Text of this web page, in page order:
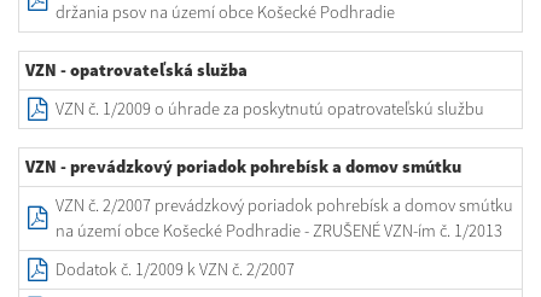
držania psov na území obce Košecké Podhradie
VZN - opatrovateľská služba
VZN č. 1/2009 o úhrade za poskytnutú opatrovateľskú službu
VZN - prevádzkový poriadok pohrebísk a domov smútku
VZN č. 2/2007 prevádzkový poriadok pohrebísk a domov smútku
na území obce Košecké Podhradie - ZRUŠENÉ VZN-ím č. 1/2013
Dodatok č. 1/2009 k VZN č. 2/2007